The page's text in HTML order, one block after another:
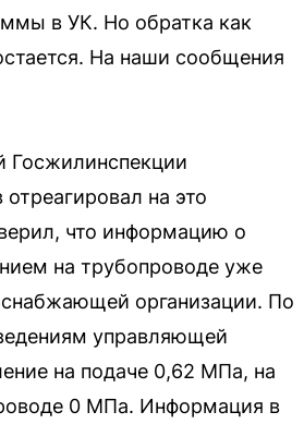
в УК. Но обратка как
На наши сообщения
Госжилинспекции
на это
что информацию о
на трубопроводе уже
организации. По
управляющей
на подаче 0,62 МПа, на
0 МПа. Информация в